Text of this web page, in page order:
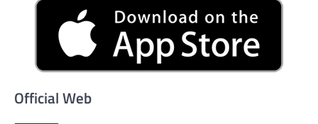
Official Web